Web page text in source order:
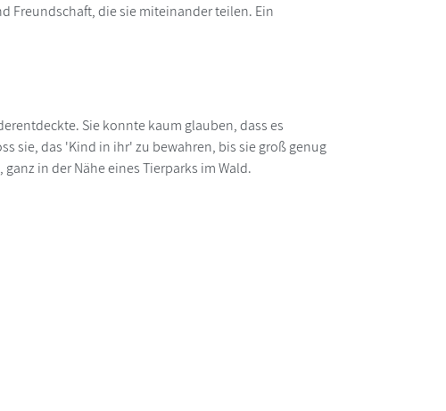
Freundschaft, die sie miteinander teilen. Ein
Sie konnte kaum glauben, dass es
sie, das 'Kind in ihr' zu bewahren, bis sie groß genug
in der Nähe eines Tierparks im Wald.